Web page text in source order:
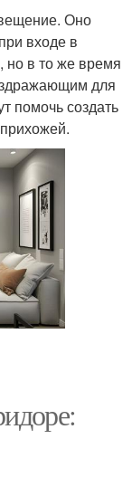
Оно
входе в
в то же время
для
помочь создать